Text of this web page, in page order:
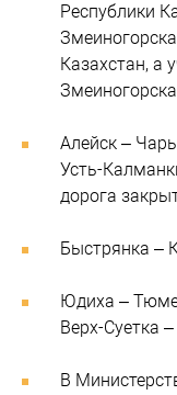
Республики
Казахстан, а
Алейск –
Усть-
дорога
Быстрянка –
Юдиха –
Верх-Суетка
В